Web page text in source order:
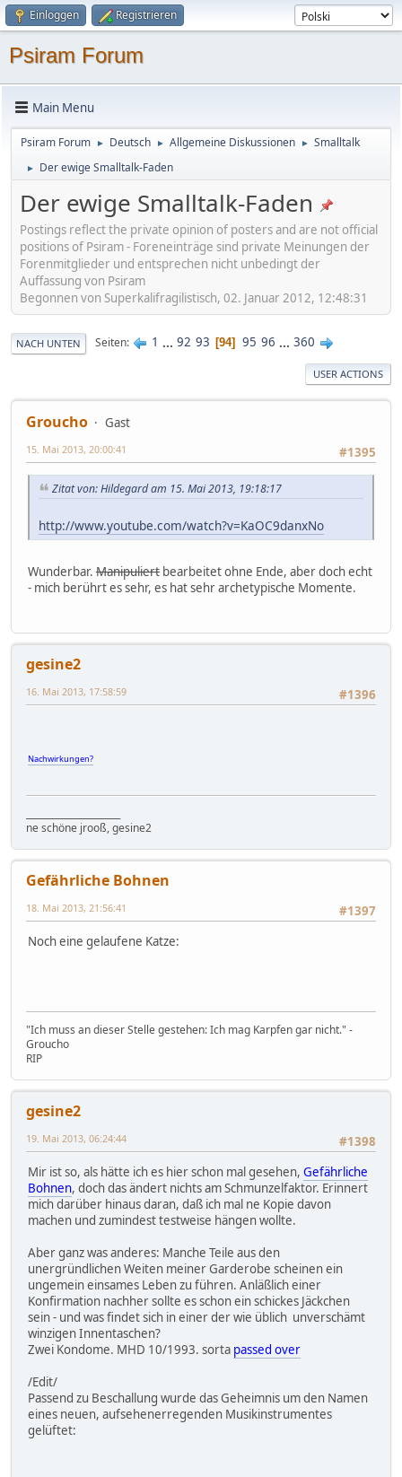
Einloggen Registrieren
Psiram Forum
Main Menu
Psiram Forum ► Deutsch ► Allgemeine Diskussionen ► Smalltalk
► Der ewige Smalltalk-Faden
Der ewige Smalltalk-Faden
Postings reflect the private opinion of posters and are not official
positions of Psiram - Foreneinträge sind private Meinungen der
Forenmitglieder und entsprechen nicht unbedingt der
Auffassung von Psiram
Begonnen von Superkalifragilistisch, 02. Januar 2012, 12:48:31
NACH UNTEN Seiten 1 ... 92 93 94 95 96 ... 360
USER ACTIONS
Groucho
Gast
#1395
15. Mai 2013, 20:00:41
Zitat von: Hildegard am 15. Mai 2013, 19:18:17
http://www.youtube.com/watch?v=KaOC9danxNo
Wunderbar. Manipuliert bearbeitet ohne Ende, aber doch echt
- mich berührt es sehr, es hat sehr archetypische Momente.
gesine2
#1396
16. Mai 2013, 17:58:59
Nachwirkungen?
ne schöne jrooß, gesine2
Gefährliche Bohnen
#1397
18. Mai 2013, 21:56:41
Noch eine gelaufene Katze:
"Ich muss an dieser Stelle gestehen: Ich mag Karpfen gar nicht." -
Groucho
RIP
gesine2
#1398
19. Mai 2013, 06:24:44
Mir ist so, als hätte ich es hier schon mal gesehen, Gefährliche
Bohnen, doch das ändert nichts am Schmunzelfaktor. Erinnert
mich darüber hinaus daran, daß ich mal ne Kopie davon
machen und zumindest testweise hängen wollte.
Aber ganz was anderes: Manche Teile aus den
unergründlichen Weiten meiner Garderobe scheinen ein
ungemein einsames Leben zu führen. Anläßlich einer
Konfirmation nachher sollte es schon ein schickes Jäckchen
sein - und was findet sich in einer der wie üblich unverschämt
winzigen Innentaschen?
Zwei Kondome. MHD 10/1993. sorta passed over
/Edit/
Passend zu Beschallung wurde das Geheimnis um den Namen
eines neuen, aufsehenerregenden Musikinstrumentes
gelüftet: